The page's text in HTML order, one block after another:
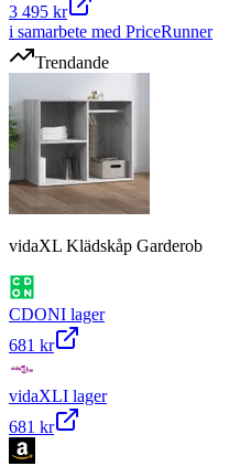
3 495 kr
i samarbete med PriceRunner
Trendande
vidaXL Klädskåp Garderob
CDONI lager
681 kr
vidaXLI lager
681 kr